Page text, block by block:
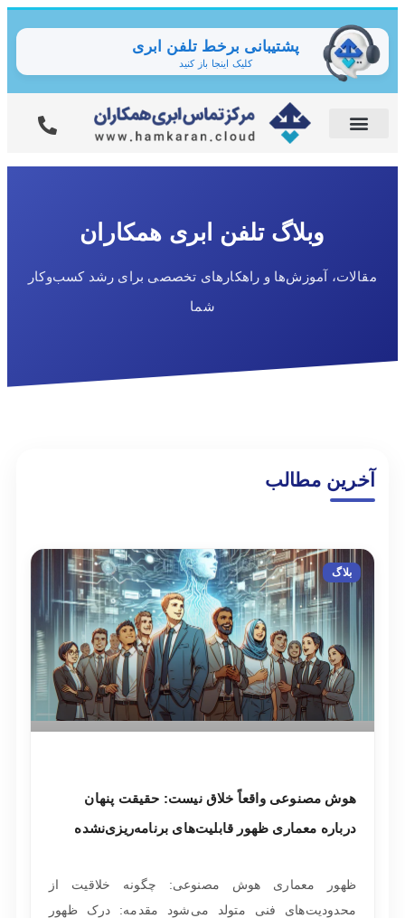
پشتیبانی برخط تلفن ابری
کلیک اینجا باز کنید
وبلاگ تلفن ابری همکاران
مقالات، آموزش‌ها و راهکارهای تخصصی برای رشد کسب‌وکار
شما
آخرین مطالب
بلاگ
هوش مصنوعی واقعاً خلاق نیست: حقیقت پنهان
درباره معماری ظهور قابلیت‌های برنامه‌ریزی‌نشده
ظهور معماری هوش مصنوعی: چگونه خلاقیت از
محدودیت‌های فنی متولد می‌شود مقدمه: درک ظهور